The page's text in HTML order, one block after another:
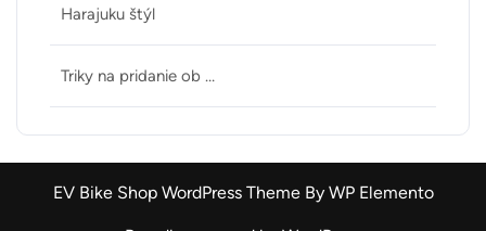
Harajuku štýl
Triky na pridanie ob …
EV Bike Shop WordPress Theme By WP Elemento